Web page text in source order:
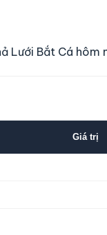
Lưới Bắt Cá hôm
Giá trị